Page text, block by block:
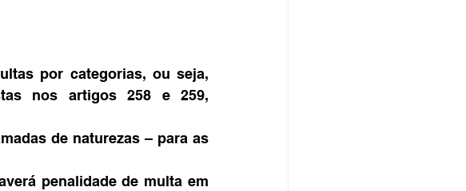
por categorias, ou seja,
nos artigos 258 e 259,
de naturezas – para as
penalidade de multa em